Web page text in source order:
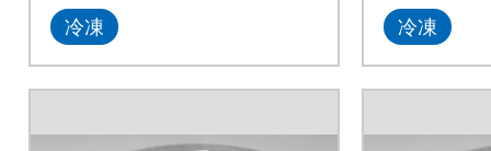
冷凍 冷凍